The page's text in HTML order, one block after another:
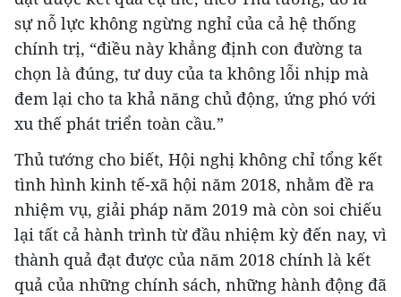
sự nỗ lực không ngừng nghỉ của cả hệ thống
chính trị, “điều này khẳng định con đường ta
chọn là đúng, tư duy của ta không lỗi nhịp mà
đem lại cho ta khả năng chủ động, ứng phó với
xu thế phát triển toàn cầu.”
Thủ tướng cho biết, Hội nghị không chỉ tổng kết
tình hình kinh tế-xã hội năm 2018, nhằm đề ra
nhiệm vụ, giải pháp năm 2019 mà còn soi chiếu
lại tất cả hành trình từ đầu nhiệm kỳ đến nay, vì
thành quả đạt được của năm 2018 chính là kết
quả của những chính sách, những hành động đã